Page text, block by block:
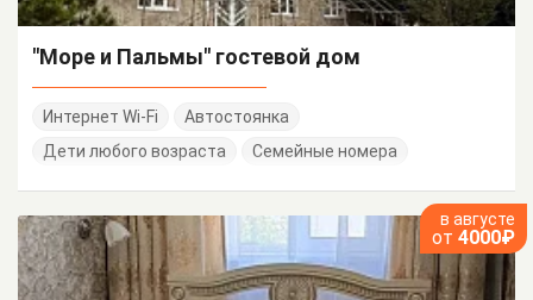
"Море и Пальмы" гостевой дом
Интернет Wi-Fi
Автостоянка
Дети любого возраста
Семейные номера
в августе
от 4000₽